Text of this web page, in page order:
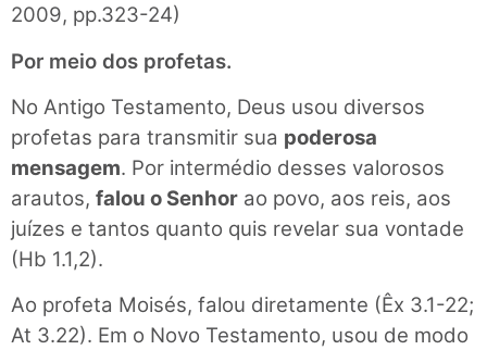
2009, pp.323-24)
Por meio dos profetas.
No Antigo Testamento, Deus usou diversos
profetas para transmitir sua poderosa
mensagem. Por intermédio desses valorosos
arautos, falou o Senhor ao povo, aos reis, aos
juízes e tantos quanto quis revelar sua vontade
(Hb 1.1,2).
Ao profeta Moisés, falou diretamente (Êx 3.1-22;
At 3.22). Em o Novo Testamento, usou de modo